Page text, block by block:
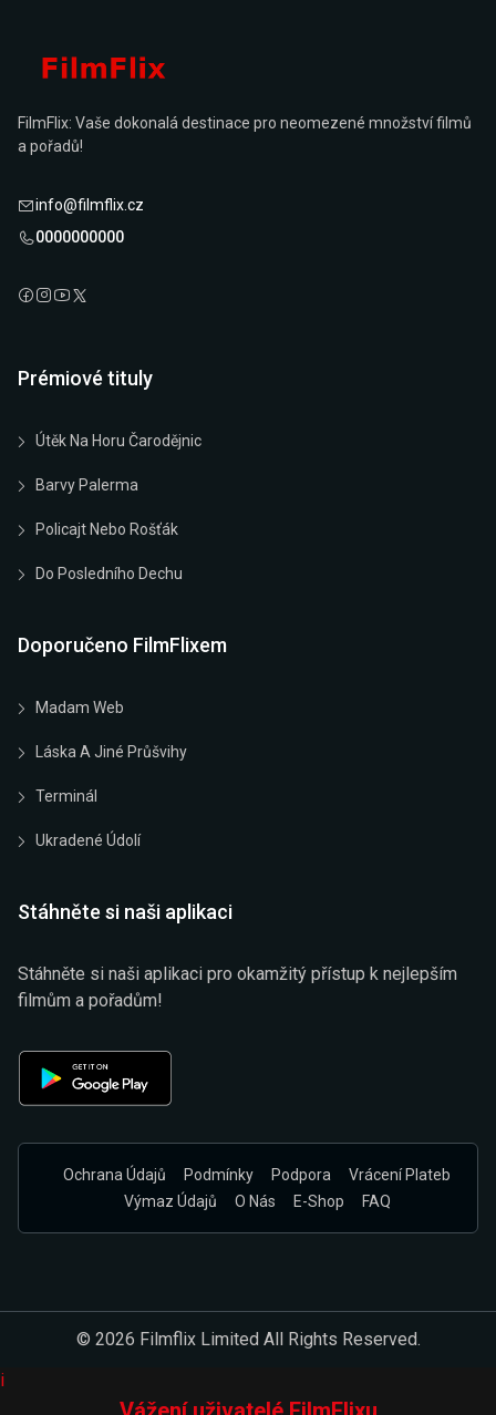
FilmFlix: Vaše dokonalá destinace pro neomezené množství filmů
a pořadů!
info@filmflix.cz
0000000000
Prémiové tituly
Útěk Na Horu Čarodějnic
Barvy Palerma
Policajt Nebo Rošťák
Do Posledního Dechu
Doporučeno FilmFlixem
Madam Web
Láska A Jiné Průšvihy
Terminál
Ukradené Údolí
Stáhněte si naši aplikaci
Stáhněte si naši aplikaci pro okamžitý přístup k nejlepším
filmům a pořadům!
Ochrana Údajů Podmínky Podpora
Vrácení Plateb
Výmaz Údajů
O Nás E-Shop FAQ
© 2026 Filmflix Limited All Rights Reserved.
i